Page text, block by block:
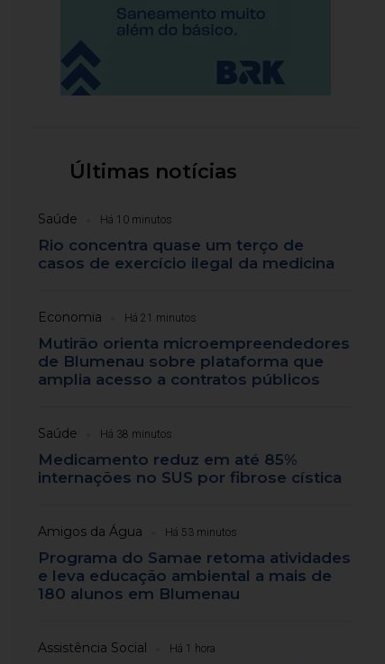
Últimas notícias
Saúde Há 10 minutos
Rio concentra quase um terço de
casos de exercício ilegal da medicina
Economia Há 21 minutos
Mutirão orienta microempreendedores
de Blumenau sobre plataforma que
amplia acesso a contratos públicos
Saúde Há 38 minutos
Medicamento reduz em até 85%
internações no SUS por fibrose cística
Amigos da Água Há 53 minutos
Programa do Samae retoma atividades
e leva educação ambiental a mais de
180 alunos em Blumenau
Assistência Social Há 1 hora